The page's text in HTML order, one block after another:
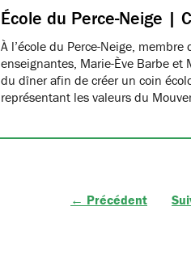
École du Perce-Neige |
À l’école du Perce-Neige,
enseignantes, Marie-Ève Barbe
du dîner afin de créer un coin
représentant les valeurs du
← Précédent